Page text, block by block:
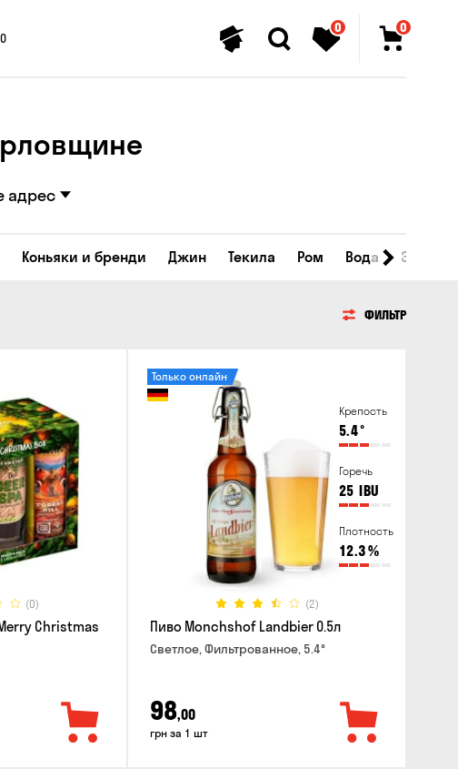
0 0
адрес
Коньяки и бренди Джин Текила Ром Вода
ФИЛЬТР
(0)
Christmas
Крепость
5.4°
Горечь
25 IBU
Плотность
12.3%
(2)
Только онлайн
Пиво Monchshof Landbier 0.5л
Светлое, Фильтрованное, 5.4°
98,00
грн за 1 шт